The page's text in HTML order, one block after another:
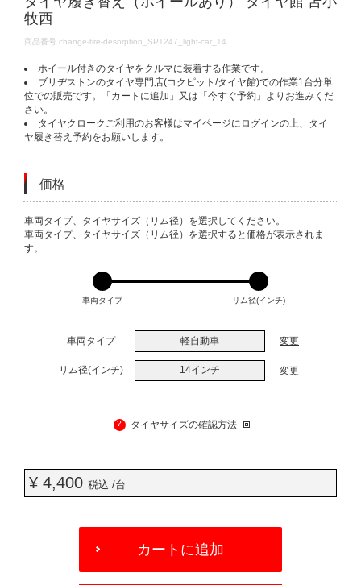
牧西
DETAILS
商品番号 change-tire-desorption_SP1247_light-car_14
ホイール付きのタイヤをクルマに装着する作業です。
ブリヂストンのタイヤ専門店(コクピット/タイヤ館)での作業1台分単
位での販売です。「カートに追加」又は「今すぐ予約」よりお進みくだ
さい。
タイヤクロークご利用のお客様はマイページにログインの上、タイ
ヤ履き替え予約をお願いします。
価格
VARIATIONS
車両タイプ、タイヤサイズ（リム径）を選択してください。
車両タイプ、タイヤサイズ（リム径）を選択すると価格が表示されま
す。
車両タイプ リム径(インチ)
車両タイプ 軽自動車 変更
リム径(インチ) 14インチ 変更
? タイヤサイズの確認方法
¥ 4,400 税込 /台
OPTIONS
カートに追加